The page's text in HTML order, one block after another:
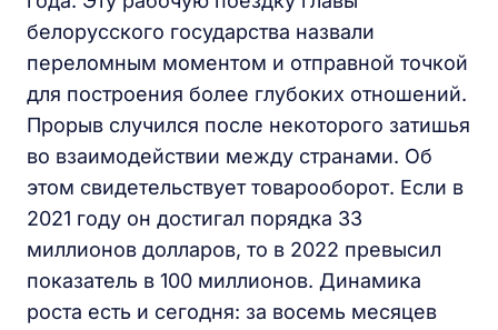
белорусского государства назвали
переломным моментом и отправной точкой
для построения более глубоких отношений.
Прорыв случился после некоторого затишья
во взаимодействии между странами. Об
этом свидетельствует товарооборот. Если в
2021 году он достигал порядка 33
миллионов долларов, то в 2022 превысил
показатель в 100 миллионов. Динамика
роста есть и сегодня: за восемь месяцев